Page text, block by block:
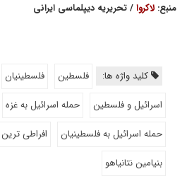
منبع: لاکروا/ تحریریه دیپلماسی ایرانی
کلید واژه ها: فلسطین فلسطینیان
اسرائیل و فلسطین
حمله اسرائیل به غزه
حمله اسرائیل به فلسطینیان
افراطی
بنیامین نتانیاهو